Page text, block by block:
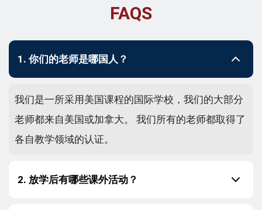
FAQS
1. 你们的老师是哪国人？
我们是一所采用美国课程的国际学校，我们的大部分
老师都来自美国或加拿大。 我们所有的老师都取得了
各自教学领域的认证。
2. 放学后有哪些课外活动？